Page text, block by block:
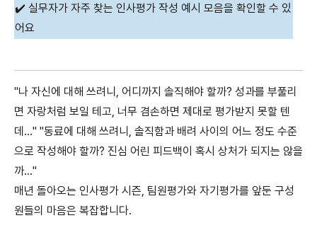
✔️ 실무자가 자주 찾는 인사평가 작성 예시 모음을 확인할 수 있
어요
"나 자신에 대해 쓰려니, 어디까지 솔직해야 할까? 성과를 부풀리
면 자랑처럼 보일 테고, 너무 겸손하면 제대로 평가받지 못할 텐
데..." "동료에 대해 쓰려니, 솔직함과 배려 사이의 어느 정도 수준
으로 작성해야 할까? 진심 어린 피드백이 혹시 상처가 되지는 않을
까..."
매년 돌아오는 인사평가 시즌, 팀원평가와 자기평가를 앞둔 구성
원들의 마음은 복잡합니다.